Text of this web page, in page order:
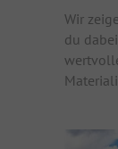
Wir
du